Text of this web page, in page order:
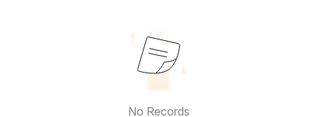
No Records